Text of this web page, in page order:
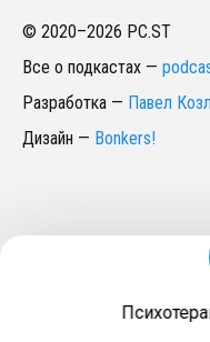
© 2020–2026 PC.ST
Все о подкастах —
Разработка — Павел
Дизайн — Bonkers!